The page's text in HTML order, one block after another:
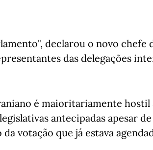
declarou o novo chefe
das delegações
é maioritariamente hostil
antecipadas apesar
da votação que já estava